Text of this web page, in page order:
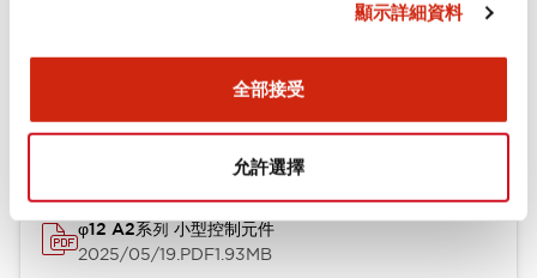
顯示詳細資料
全部接受
允許選擇
型錄和宣傳手冊 CAD檔 認證與標準 技術文件
φ12 A2系列 小型控制元件
2025/05/19.PDF1.93MB